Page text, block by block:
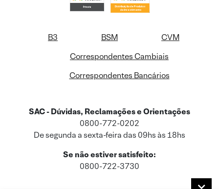
B3 BSM
CVM
Correspondentes Cambiais
Correspondentes Bancários
SAC - Dúvidas, Reclamações e Orientações
0800-772-0202
De segunda a sexta-feira das 09hs às 18hs
Se não estiver satisfeito:
0800-722-3730